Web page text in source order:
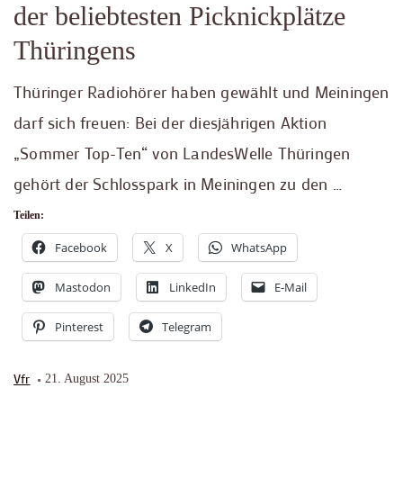
der beliebtesten Picknickplätze
Thüringens
Thüringer Radiohörer haben gewählt und Meiningen
darf sich freuen: Bei der diesjährigen Aktion
„Sommer Top-Ten“ von LandesWelle Thüringen
gehört der Schlosspark in Meiningen zu den …
Teilen:
Facebook X WhatsApp
Mastodon LinkedIn E-Mail
Pinterest Telegram
Vfr 21. August 2025